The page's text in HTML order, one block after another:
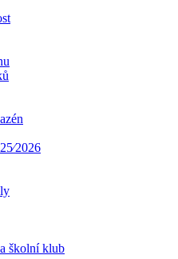
školní klub